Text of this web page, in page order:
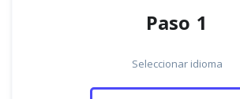
Paso 1
Seleccionar idioma